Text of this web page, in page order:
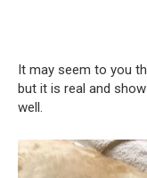
It may seem to you
but it is real and
well.